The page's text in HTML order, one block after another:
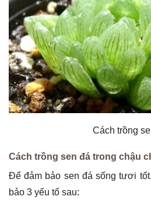
Cách trồng
Cách trồng sen đá trong chậu
Để đảm bảo sen đá sống tươi
bảo 3 yếu tố sau: